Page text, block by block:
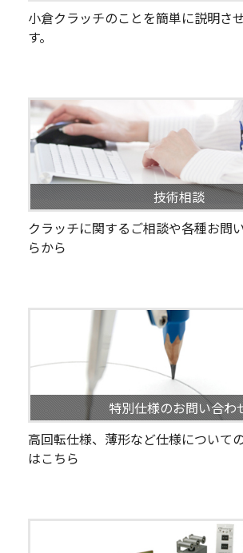
小倉クラッチのことを簡単に説明さ
す。
技術相談
クラッチに関するご相談や各種お問
らから
特別仕様のお問い合わ
高回転仕様、薄形など仕様について
はこちら